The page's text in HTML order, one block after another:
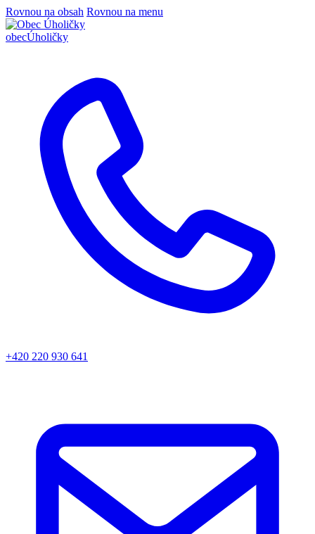
Rovnou na obsah Rovnou na menu
obecÚholičky
+420 220 930 641